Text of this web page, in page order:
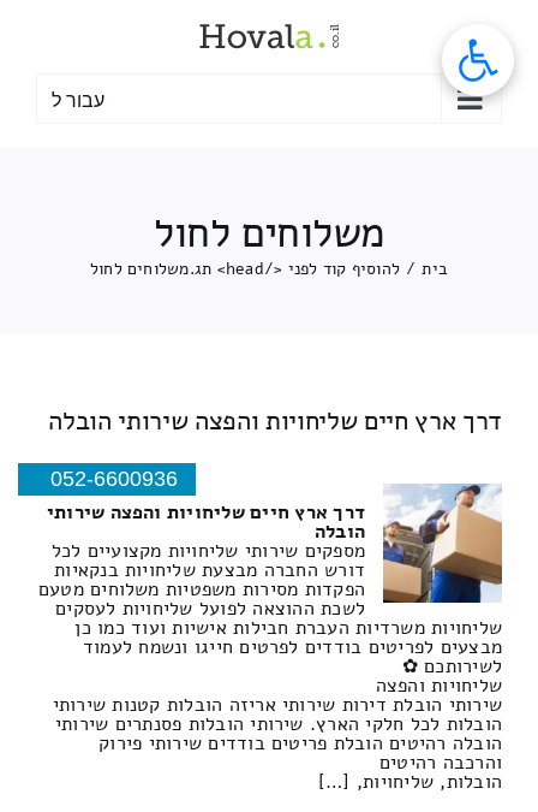
עבור ל
משלוחים לחול
בית / להוסיף קוד לפני </head> תג. משלוחים לחול
דרך ארץ חיים שליחויות והפצה שירותי הובלה
052-6600936
דרך ארץ חיים שליחויות והפצה שירותי
הובלה
מספקים שירותי שליחויות מקצועיים לכל
דורש החברה מבצעת שליחויות בנקאיות
הפקדות מסירות משפטיות משלוחים מטעם
לשכת ההוצאה לפועל שליחויות לעסקים
שליחויות משרדיות העברת חבילות אישיות ועוד כמו כן
מבצעים לפריטים בודדים לפרטים חייגו ונשמח לעמוד
לשירותכם ✿
שליחויות והפצה
שירותי הובלת דירות שירותי אריזה הובלות קטנות שירותי
הובלות לכל חלקי הארץ. שירותי הובלות פסנתרים שירותי
הובלה רהיטים הובלת פריטים בודדים שירותי פירוק
והרכבה רהיטים
הובלות, שליחויות, […]